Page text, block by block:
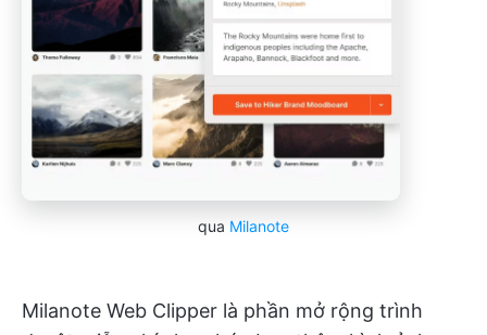
qua Milanote
Milanote Web Clipper là phần mở rộng trình